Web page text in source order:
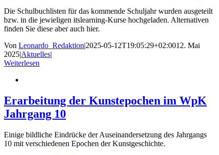
Die Schulbuchlisten für das kommende Schuljahr wurden ausgeteilt
bzw. in die jewieligen itslearning-Kurse hochgeladen. Alternativen
finden Sie diese aber auch hier.
Von Leonardo_Redaktion|2025-05-12T19:05:29+02:0012. Mai
2025|Aktuelles|
Weiterlesen
Erarbeitung der Kunstepochen im WpK
Jahrgang 10
Einige bildliche Eindrücke der Auseinandersetzung des Jahrgangs
10 mit verschiedenen Epochen der Kunstgeschichte.